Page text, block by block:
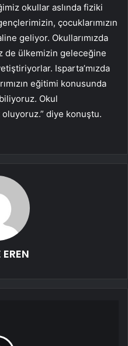
okullar aslında fiziki
çocuklarımızın
geliyor. Okullarımızda
de ülkemizin geleceğine
Isparta’mızda
eğitimi konusunda
Okul
diye konuştu.
EREN